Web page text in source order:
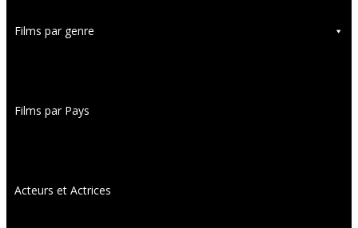
Films par genre
Films par Pays
Acteurs et Actrices